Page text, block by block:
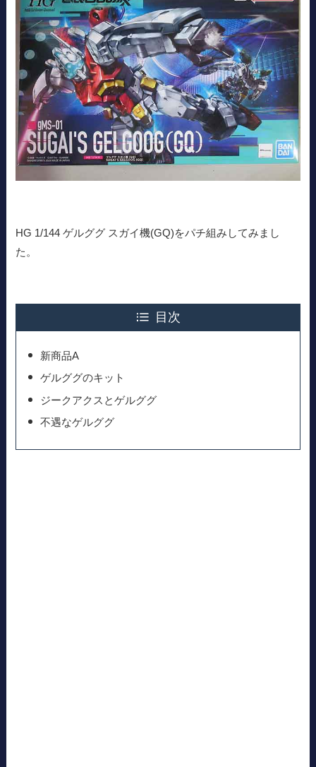
HG 1/144 ゲルググ スガイ機(GQ)をパチ組みしてみまし
た。
目次
新商品A
ゲルググのキット
ジークアクスとゲルググ
不遇なゲルググ